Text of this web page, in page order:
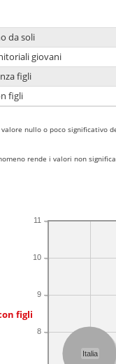
da soli
giovani
figli
figli
nullo o poco significativo
rende i valori non
figli
8
9
10
11
Italia